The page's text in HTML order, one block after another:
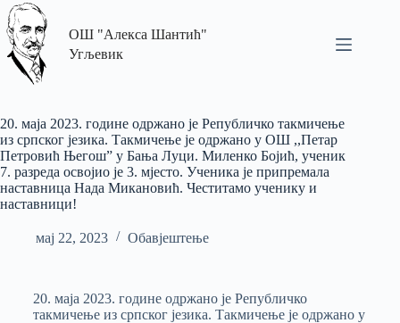
ОШ "Алекса Шантић"
Угљевик
20. маја 2023. године одржано је Републичко такмичење
из српског језика. Такмичење је одржано у ОШ ,,Петар
Петровић Његош” у Бања Луци. Миленко Бојић, ученик
7. разреда освојио је 3. мјесто. Ученика је припремала
наставница Нада Микановић. Честитамо ученику и
наставници!
мај 22, 2023 Обавјештење
20. маја 2023. године одржано је Републичко
такмичење из српског језика. Такмичење је одржано у